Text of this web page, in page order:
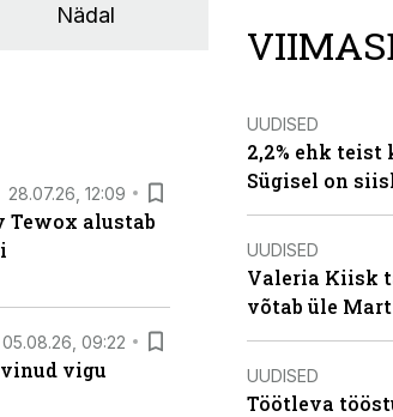
Nädal
28.07.26, 12:09
Tewox alustab
05.08.26, 09:22
vigu
UUDISED
2,2% ehk
Sügisel on
UUDISED
Valeria Kiisk
võtab üle
UUDISED
Töötleva